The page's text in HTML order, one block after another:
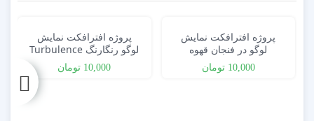
پروژه افترافکت نمایش
لوگو در فنجان قهوه
10,000 تومان
پروژه افترافکت نمایش
لوگو رنگارنگ Turbulence
10,000 تومان